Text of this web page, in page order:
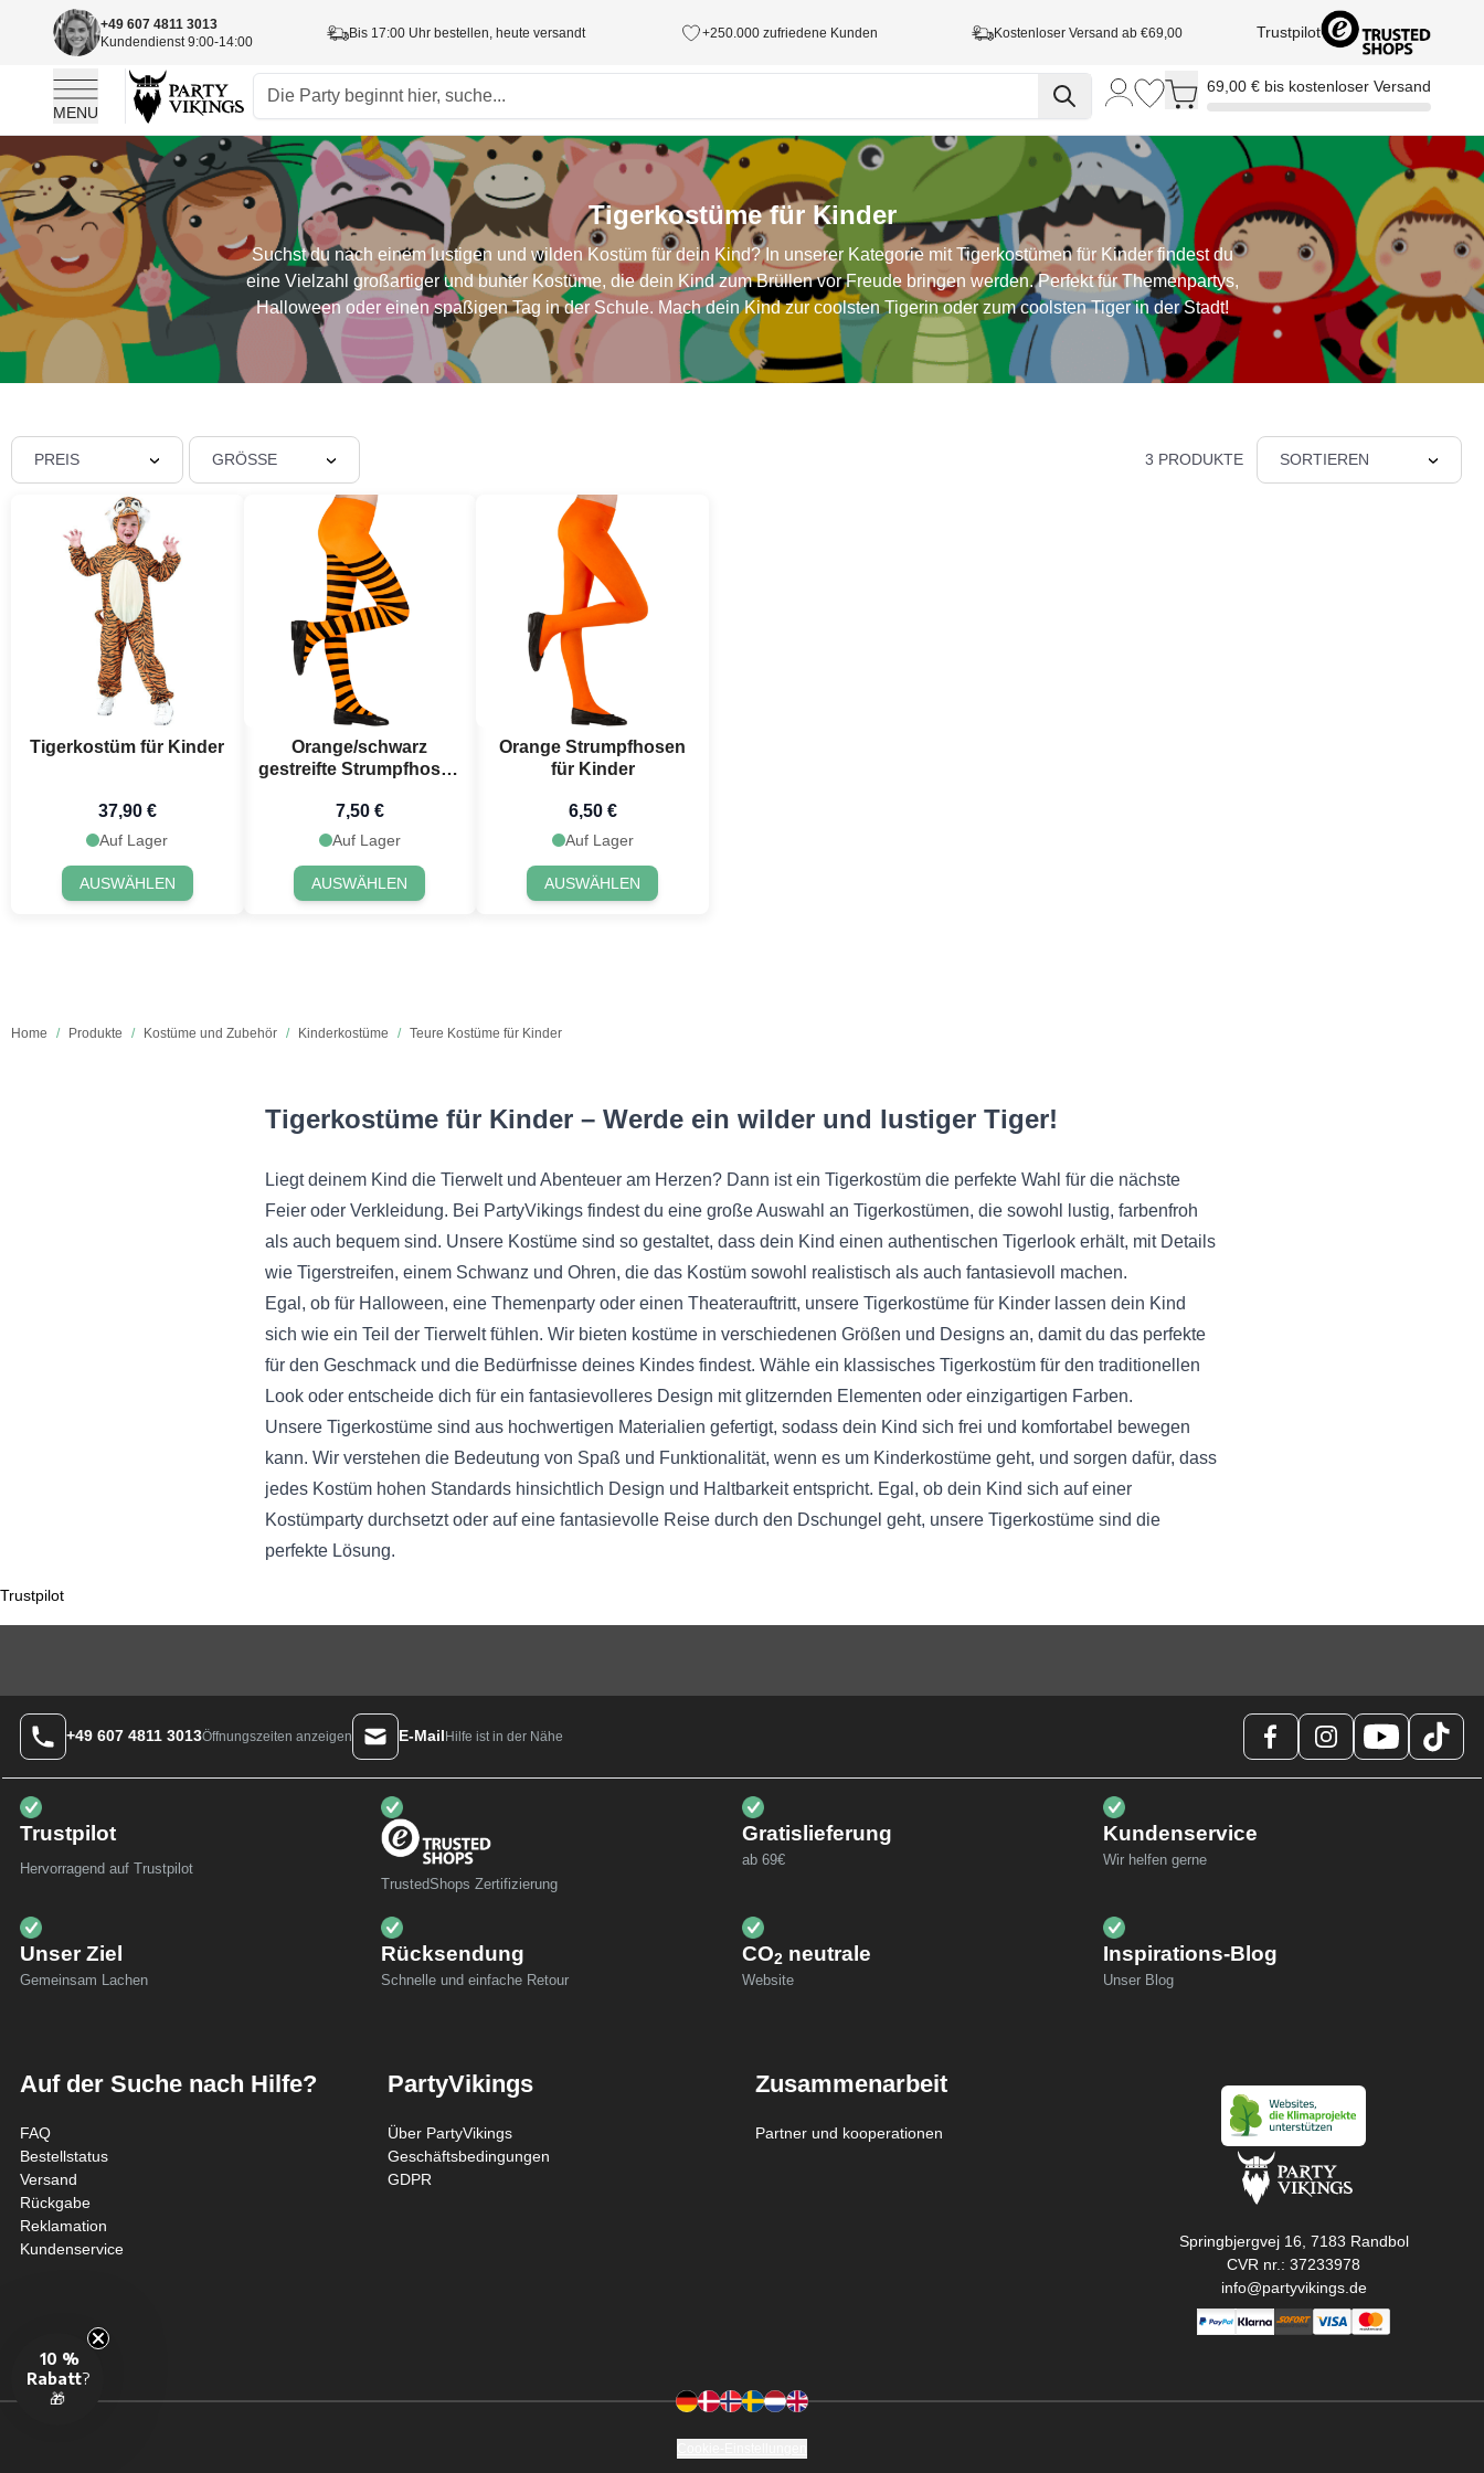
+49 607 4811 3013
Kundendienst 9:00-14:00
Bis 17:00 Uhr bestellen, heute versandt +250.000 zufriedene Kunden Kostenloser Versand ab €69,00 Trustpilot
MENU
Toggle minicart, Cart is empty
69,00 € bis kostenloser Versand
Tigerkostüme für Kinder
Suchst du nach einem lustigen und wilden Kostüm für dein Kind? In unserer Kategorie mit Tigerkostümen für Kinder findest du
eine Vielzahl großartiger und bunter Kostüme, die dein Kind zum Brüllen vor Freude bringen werden. Perfekt für Themenpartys,
Halloween oder einen spaßigen Tag in der Schule. Mach dein Kind zur coolsten Tigerin oder zum coolsten Tiger in der Stadt!
Home / Produkte / Kostüme und Zubehör / Kinderkostüme / Teure Kostüme für Kinder
PREIS GRÖSSE 3 PRODUKTE SORTIEREN
Tigerkostüm für Kinder
37,90 €
Auf Lager
AUSWÄHLEN
Orange/schwarz
gestreifte Strumpfhosen
7,50 €
Auf Lager
AUSWÄHLEN
Orange Strumpfhosen
für Kinder
6,50 €
Auf Lager
AUSWÄHLEN
Tigerkostüme für Kinder – Werde ein wilder und lustiger Tiger!
Liegt deinem Kind die Tierwelt und Abenteuer am Herzen? Dann ist ein Tigerkostüm die perfekte Wahl für die nächste
Feier oder Verkleidung. Bei PartyVikings findest du eine große Auswahl an Tigerkostümen, die sowohl lustig, farbenfroh
als auch bequem sind. Unsere Kostüme sind so gestaltet, dass dein Kind einen authentischen Tigerlook erhält, mit Details
wie Tigerstreifen, einem Schwanz und Ohren, die das Kostüm sowohl realistisch als auch fantasievoll machen.
Egal, ob für Halloween, eine Themenparty oder einen Theaterauftritt, unsere Tigerkostüme für Kinder lassen dein Kind
sich wie ein Teil der Tierwelt fühlen. Wir bieten kostüme in verschiedenen Größen und Designs an, damit du das perfekte
für den Geschmack und die Bedürfnisse deines Kindes findest. Wähle ein klassisches Tigerkostüm für den traditionellen
Look oder entscheide dich für ein fantasievolleres Design mit glitzernden Elementen oder einzigartigen Farben.
Unsere Tigerkostüme sind aus hochwertigen Materialien gefertigt, sodass dein Kind sich frei und komfortabel bewegen
kann. Wir verstehen die Bedeutung von Spaß und Funktionalität, wenn es um Kinderkostüme geht, und sorgen dafür, dass
jedes Kostüm hohen Standards hinsichtlich Design und Haltbarkeit entspricht. Egal, ob dein Kind sich auf einer
Kostümparty durchsetzt oder auf eine fantasievolle Reise durch den Dschungel geht, unsere Tigerkostüme sind die
perfekte Lösung.
Trustpilot
+49 607 4811 3013Öffnungszeiten anzeigen E-MailHilfe ist in der Nähe
Trustpilot
Hervorragend auf Trustpilot
TrustedShops Zertifizierung
Gratislieferung
ab 69€
Kundenservice
Wir helfen gerne
Unser Ziel
Gemeinsam Lachen
Rücksendung
Schnelle und einfache Retour
CO2 neutrale
Website
Inspirations-Blog
Unser Blog
Auf der Suche nach Hilfe?
FAQ
Bestellstatus
Versand
Rückgabe
Reklamation
Kundenservice
PartyVikings
Über PartyVikings
Geschäftsbedingungen
GDPR
Zusammenarbeit
Partner und kooperationen
Springbjergvej 16, 7183 Randbol
CVR nr.: 37233978
info@partyvikings.de
10 %
Rabatt?
🎁